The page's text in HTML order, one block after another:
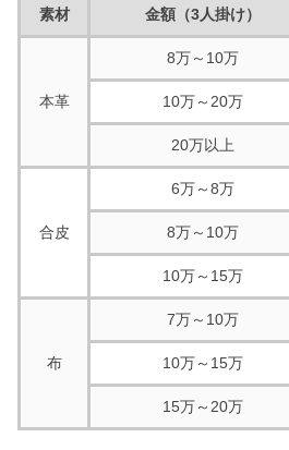
素材 金額（3人掛け）
本革
8万～10万
10万～20万
20万以上
合皮
6万～8万
8万～10万
10万～15万
布
7万～10万
10万～15万
15万～20万